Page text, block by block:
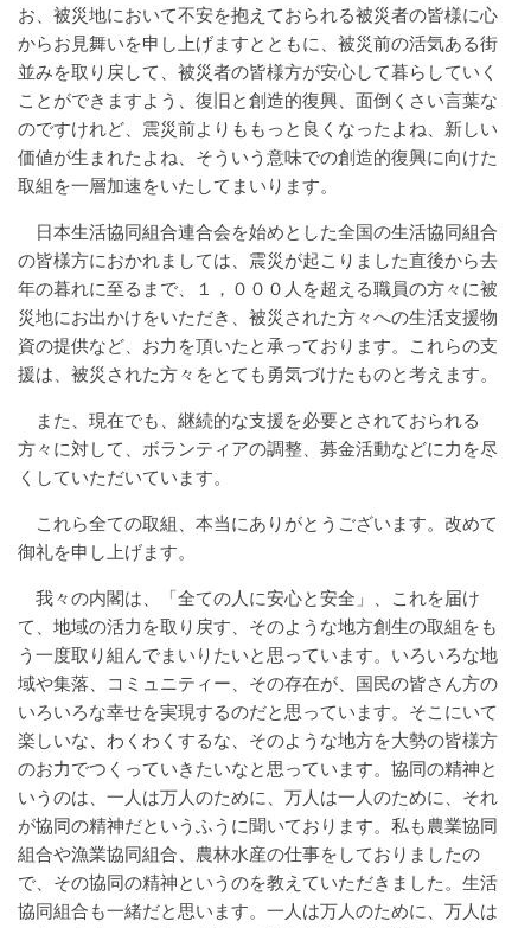
お、被災地において不安を抱えておられる被災者の皆様に心
からお見舞いを申し上げますとともに、被災前の活気ある街
並みを取り戻して、被災者の皆様方が安心して暮らしていく
ことができますよう、復旧と創造的復興、面倒くさい言葉な
のですけれど、震災前よりももっと良くなったよね、新しい
価値が生まれたよね、そういう意味での創造的復興に向けた
取組を一層加速をいたしてまいります。
日本生活協同組合連合会を始めとした全国の生活協同組合
の皆様方におかれましては、震災が起こりました直後から去
年の暮れに至るまで、１，０００人を超える職員の方々に被
災地にお出かけをいただき、被災された方々への生活支援物
資の提供など、お力を頂いたと承っております。これらの支
援は、被災された方々をとても勇気づけたものと考えます。
また、現在でも、継続的な支援を必要とされておられる
方々に対して、ボランティアの調整、募金活動などに力を尽
くしていただいています。
これら全ての取組、本当にありがとうございます。改めて
御礼を申し上げます。
我々の内閣は、「全ての人に安心と安全」、これを届け
て、地域の活力を取り戻す、そのような地方創生の取組をも
う一度取り組んでまいりたいと思っています。いろいろな地
域や集落、コミュニティー、その存在が、国民の皆さん方の
いろいろな幸せを実現するのだと思っています。そこにいて
楽しいな、わくわくするな、そのような地方を大勢の皆様方
のお力でつくっていきたいなと思っています。協同の精神と
いうのは、一人は万人のために、万人は一人のために、それ
が協同の精神だというふうに聞いております。私も農業協同
組合や漁業協同組合、農林水産の仕事をしておりましたの
で、その協同の精神というのを教えていただきました。生活
協同組合も一緒だと思います。一人は万人のために、万人は